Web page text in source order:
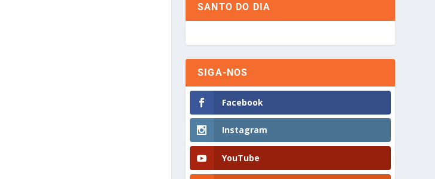
SANTO DO DIA
SIGA-NOS
Facebook
Instagram
YouTube